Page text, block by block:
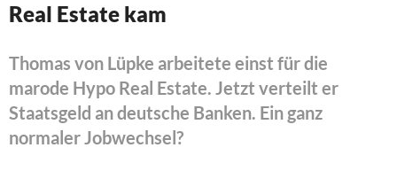
Startseite
Themen
Leitlinien linker Wirtschafts- und Finanzpolitik
Wirtschaftspolitik
Real Estate kam
Thomas von Lüpke arbeitete einst für die
marode Hypo Real Estate. Jetzt verteilt er
Staatsgeld an deutsche Banken. Ein ganz
normaler Jobwechsel?